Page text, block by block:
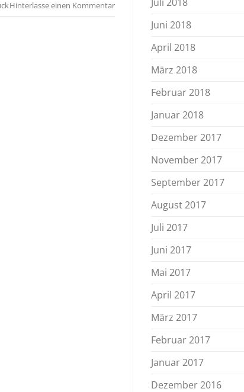
Hinterlasse einen Kommentar
Juni 2018
April 2018
März 2018
Februar 2018
Januar 2018
Dezember 2017
November 2017
September 2017
August 2017
Juli 2017
Juni 2017
Mai 2017
April 2017
März 2017
Februar 2017
Januar 2017
Dezember 2016